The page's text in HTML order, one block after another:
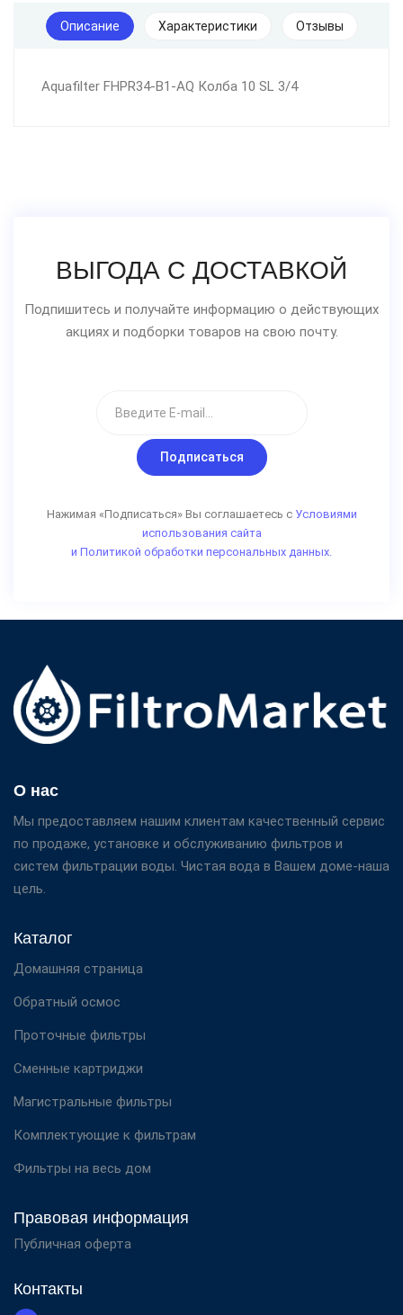
Описание Характеристики Отзывы
Aquafilter FHPR34-B1-AQ Колба 10 SL 3/4
ВЫГОДА С ДОСТАВКОЙ
Подпишитесь и получайте информацию о действующих
акциях и подборки товаров на свою почту.
Подписаться
Нажимая «Подписаться» Вы соглашаетесь с Условиями
использования сайта
и Политикой обработки персональных данных.
О нас
Мы предоставляем нашим клиентам качественный сервис
по продаже, установке и обслуживанию фильтров и
систем фильтрации воды. Чистая вода в Вашем доме-наша
цель.
Каталог
Домашняя страница
Обратный осмос
Проточные фильтры
Сменные картриджи
Магистральные фильтры
Комплектующие к фильтрам
Фильтры на весь дом
Правовая информация
Публичная оферта
Контакты